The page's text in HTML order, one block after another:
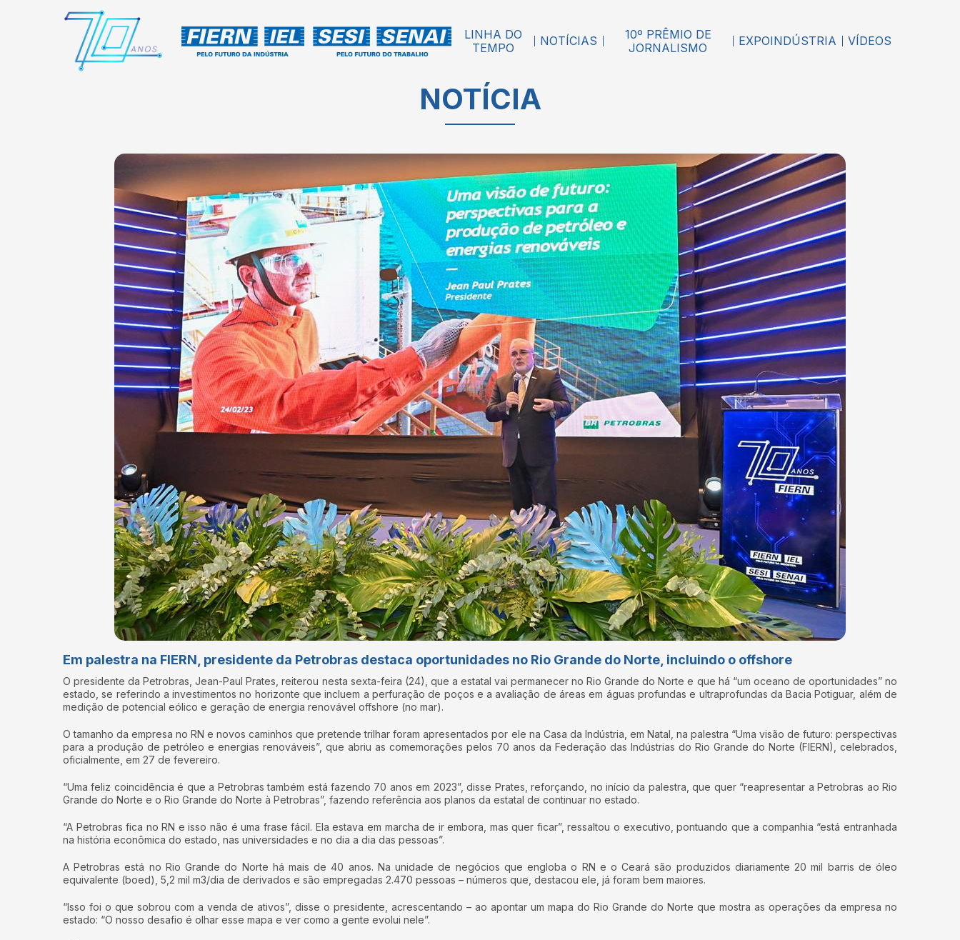
LINHA DO
TEMPO
NOTÍCIAS
10º PRÊMIO DE
JORNALISMO
EXPOINDÚSTRIA VÍDEOS
NOTÍCIA
Em palestra na FIERN, presidente da Petrobras destaca oportunidades no Rio Grande do Norte, incluindo o offshore
O presidente da Petrobras, Jean-Paul Prates, reiterou nesta sexta-feira (24), que a estatal vai permanecer no Rio Grande do Norte e que há “um oceano de oportunidades” no
estado, se referindo a investimentos no horizonte que incluem a perfuração de poços e a avaliação de áreas em águas profundas e ultraprofundas da Bacia Potiguar, além de
medição de potencial eólico e geração de energia renovável offshore (no mar).
O tamanho da empresa no RN e novos caminhos que pretende trilhar foram apresentados por ele na Casa da Indústria, em Natal, na palestra “Uma visão de futuro: perspectivas
para a produção de petróleo e energias renováveis”, que abriu as comemorações pelos 70 anos da Federação das Indústrias do Rio Grande do Norte (FIERN), celebrados,
oficialmente, em 27 de fevereiro.
“Uma feliz coincidência é que a Petrobras também está fazendo 70 anos em 2023”, disse Prates, reforçando, no início da palestra, que quer “reapresentar a Petrobras ao Rio
Grande do Norte e o Rio Grande do Norte à Petrobras”, fazendo referência aos planos da estatal de continuar no estado.
“A Petrobras fica no RN e isso não é uma frase fácil. Ela estava em marcha de ir embora, mas quer ficar”, ressaltou o executivo, pontuando que a companhia “está entranhada
na história econômica do estado, nas universidades e no dia a dia das pessoas”.
A Petrobras está no Rio Grande do Norte há mais de 40 anos. Na unidade de negócios que engloba o RN e o Ceará são produzidos diariamente 20 mil barris de óleo
equivalente (boed), 5,2 mil m3/dia de derivados e são empregadas 2.470 pessoas – números que, destacou ele, já foram bem maiores.
“Isso foi o que sobrou com a venda de ativos”, disse o presidente, acrescentando – ao apontar um mapa do Rio Grande do Norte que mostra as operações da empresa no
estado: “O nosso desafio é olhar esse mapa e ver como a gente evolui nele”.